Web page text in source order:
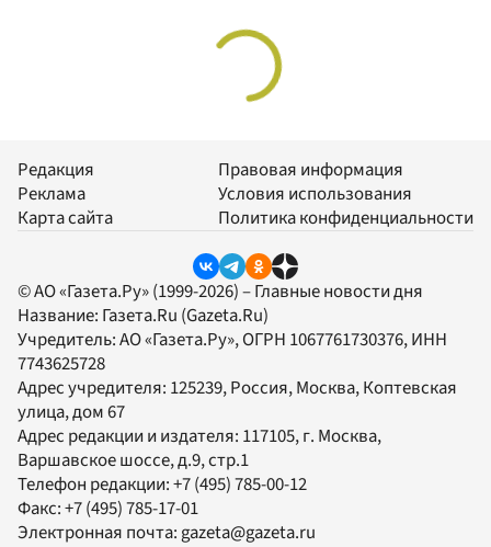
Редакция
Реклама
Карта сайта
Правовая информация
Условия использования
Политика конфиденциальности
© АО «Газета.Ру» (1999-2026) – Главные новости дня
Название: Газета.Ru (Gazeta.Ru)
Учредитель:АО «Газета.Ру», ОГРН 1067761730376, ИНН
7743625728
Адрес учредителя: 125239, Россия, Москва, Коптевская
улица, дом 67
Адрес редакции и издателя: 117105, г. Москва,
Варшавское шоссе, д.9, стр.1
Телефон редакции:+7 (495) 785-00-12
Факс:+7 (495) 785-17-01
Электронная почта: gazeta@gazeta.ru